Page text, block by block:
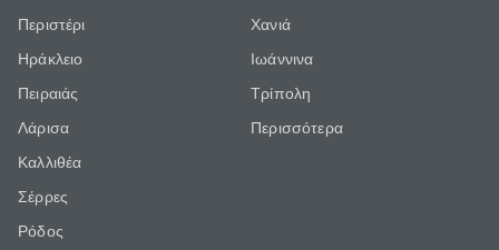
Περιστέρι
Ηράκλειο
Πειραιάς
Λάρισα
Καλλιθέα
Σέρρες
Ρόδος
Χανιά
Ιωάννινα
Τρίπολη
Περισσότερα